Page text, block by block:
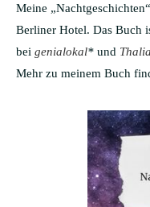
Meine
Berliner Hotel. Das Buch
bei genialokal* und Thalia
Mehr zu meinem Buch